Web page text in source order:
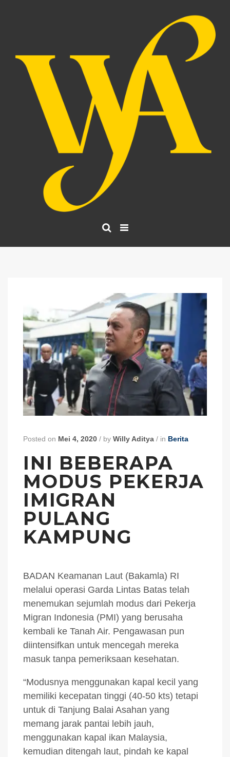
Posted on Mei 4, 2020 / by Willy Aditya / in Berita
INI BEBERAPA
MODUS PEKERJA
IMIGRAN
PULANG
KAMPUNG
BADAN Keamanan Laut (Bakamla) RI
melalui operasi Garda Lintas Batas telah
menemukan sejumlah modus dari Pekerja
Migran Indonesia (PMI) yang berusaha
kembali ke Tanah Air. Pengawasan pun
diintensifkan untuk mencegah mereka
masuk tanpa pemeriksaan kesehatan.
“Modusnya menggunakan kapal kecil yang
memiliki kecepatan tinggi (40-50 kts) tetapi
untuk di Tanjung Balai Asahan yang
memang jarak pantai lebih jauh,
menggunakan kapal ikan Malaysia,
kemudian ditengah laut, pindah ke kapal